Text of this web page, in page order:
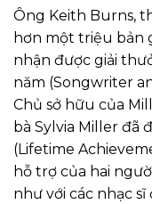
Ông Keith Burns,
hơn một triệu bản
nhận được giải
năm (Songwriter
Chủ sở hữu của
bà Sylvia Miller đã
(Lifetime
hỗ trợ của hai
như với các nhạc